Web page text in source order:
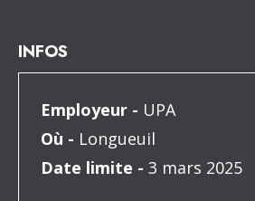
INFOS
Employeur - UPA
Où - Longueuil
Date limite - 3 mars 2025